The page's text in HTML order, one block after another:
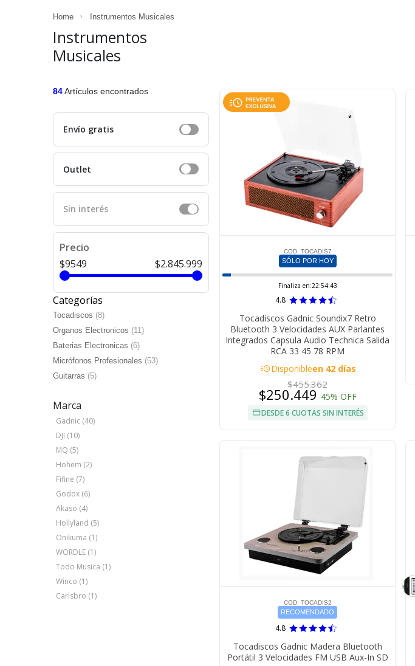
Home Instrumentos Musicales
Instrumentos
Musicales
84Artículos encontrados
Envío gratis
Outlet
Sin interés
Precio
$9549
$2.845.999
Categorías
Tocadiscos (8)
Organos Electronicos (11)
Baterias Electronicas (6)
Micrófonos Profesionales (53)
Guitarras (5)
Marca
Gadnic (40)
DJI (10)
MQ (5)
Hohem (2)
Fifine (7)
Godox (6)
Akaso (4)
Hollyland (5)
Onikuma (1)
WORDLE (1)
Todo Musica (1)
Winco (1)
Carlsbro (1)
COD. TOCADIS7
SÓLO POR HOY
Finaliza en:22:54:42
4.8
Tocadiscos Gadnic Soundix7 Retro
Bluetooth 3 Velocidades AUX Parlantes
Integrados Capsula Audio Technica Salida
RCA 33 45 78 RPM
acuteDisponibleen 42 días
$455.362
$250.449 45% OFF
DESDE 6 CUOTAS SIN INTERÉS
COD. TOCADIS2
RECOMENDADO
4.8
Tocadiscos Gadnic Madera Bluetooth
Portátil 3 Velocidades FM USB Aux-In SD